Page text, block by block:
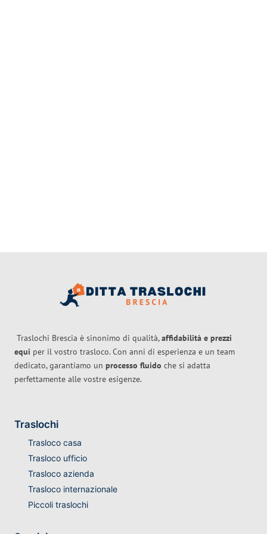
Traslochi Brescia è sinonimo di qualità,affidabilità e prezzi
equi per il vostro trasloco. Con anni di esperienza e un team
dedicato, garantiamo un processo fluido che si adatta
perfettamente alle vostre esigenze.
Traslochi
Trasloco casa
Trasloco ufficio
Trasloco azienda
Trasloco internazionale
Piccoli traslochi